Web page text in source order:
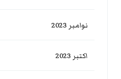
نوامبر 2023
اکتبر 2023